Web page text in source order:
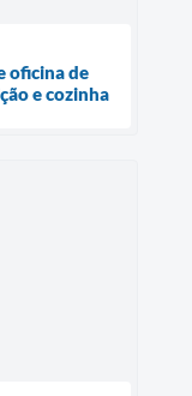
oficina de
e cozinha